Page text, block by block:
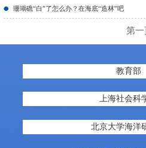
珊瑚礁“白”了怎么办？在海底“造林”吧
第一
教育部
上海社会科
北京大学海洋